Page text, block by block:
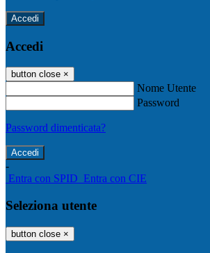
Accedi
Accedi
button close ×
Nome Utente
Password
Password dimenticata?
-
Entra con SPID Entra con CIE
Seleziona utente
button close ×